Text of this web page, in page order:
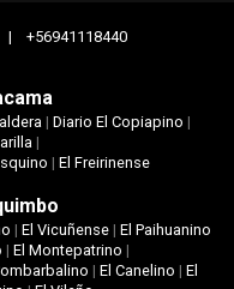
| +56941118440
| Diario El Copiapino |
|
| El Freirinense
| El Vicuñense| El Paihuanino
| El Montepatrino |
|El Canelino |El